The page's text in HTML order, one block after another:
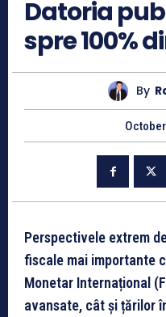
Datoria
spre 100%
By
Perspectivele extrem
fiscale mai importante
Monetar Internațional
avansate, cât și țărilor